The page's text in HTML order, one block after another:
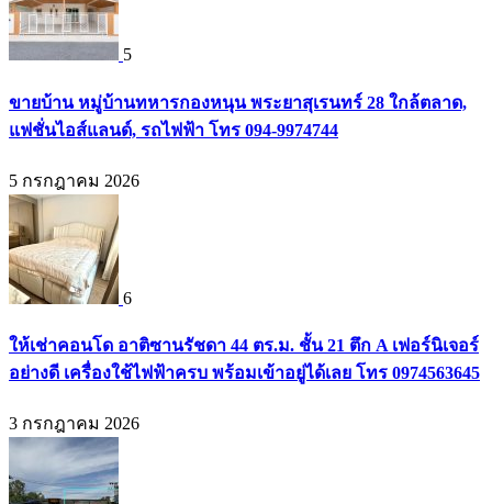
5
ขายบ้าน หมู่บ้านทหารกองหนุน พระยาสุเรนทร์ 28 ใกล้ตลาด,
แฟชั่นไอส์แลนด์, รถไฟฟ้า โทร 094-9974744
5 กรกฎาคม 2026
6
ให้เช่าคอนโด อาติซานรัชดา 44 ตร.ม. ชั้น 21 ตึก A เฟอร์นิเจอร์
อย่างดี เครื่องใช้ไฟฟ้าครบ พร้อมเข้าอยู่ได้เลย โทร 0974563645
3 กรกฎาคม 2026